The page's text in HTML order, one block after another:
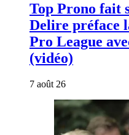
Top Prono fait
Delire préface
Pro League
(vidéo)
7 août 26